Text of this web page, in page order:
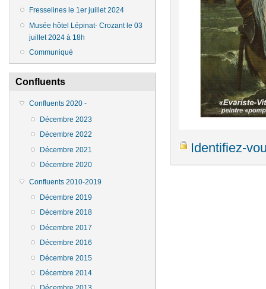
Fresselines le 1er juillet 2024
Musée hôtel Lépinat- Crozant le 03
juillet 2024 à 18h
Communiqué
Confluents
Confluents 2020 -
Décembre 2023
Décembre 2022
Décembre 2021
Décembre 2020
Confluents 2010-2019
Décembre 2019
Décembre 2018
Décembre 2017
Décembre 2016
Décembre 2015
Décembre 2014
Identifiez-